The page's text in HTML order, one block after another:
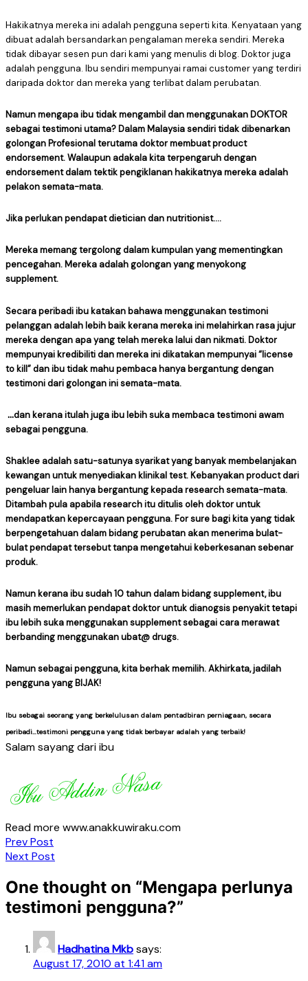
Hakikatnya mereka ini adalah pengguna seperti kita. Kenyataan yang
dibuat adalah bersandarkan pengalaman mereka sendiri. Mereka
tidak dibayar sesen pun dari kami yang menulis di blog. Doktor juga
adalah pengguna. Ibu sendiri mempunyai ramai customer yang terdiri
daripada doktor dan mereka yang terlibat dalam perubatan.
Namun mengapa ibu tidak mengambil dan menggunakan DOKTOR
sebagai testimoni utama? Dalam Malaysia sendiri tidak dibenarkan
golongan Profesional terutama doktor membuat product
endorsement. Walaupun adakala kita terpengaruh dengan
endorsement dalam tektik pengiklanan hakikatnya mereka adalah
pelakon semata-mata.
Jika perlukan pendapat dietician dan nutritionist….
Mereka memang tergolong dalam kumpulan yang mementingkan
pencegahan. Mereka adalah golongan yang menyokong
supplement.
Secara peribadi ibu katakan bahawa menggunakan testimoni
pelanggan adalah lebih baik kerana mereka ini melahirkan rasa jujur
mereka dengan apa yang telah mereka lalui dan nikmati. Doktor
mempunyai kredibiliti dan mereka ini dikatakan mempunyai “license
to kill” dan ibu tidak mahu pembaca hanya bergantung dengan
testimoni dari golongan ini semata-mata.
…dan kerana itulah juga ibu lebih suka membaca testimoni awam
sebagai pengguna.
Shaklee adalah satu-satunya syarikat yang banyak membelanjakan
kewangan untuk menyediakan klinikal test. Kebanyakan product dari
pengeluar lain hanya bergantung kepada research semata-mata.
Ditambah pula apabila research itu ditulis oleh doktor untuk
mendapatkan kepercayaan pengguna. For sure bagi kita yang tidak
berpengetahuan dalam bidang perubatan akan menerima bulat-
bulat pendapat tersebut tanpa mengetahui keberkesanan sebenar
produk.
Namun kerana ibu sudah 10 tahun dalam bidang supplement, ibu
masih memerlukan pendapat doktor untuk dianogsis penyakit tetapi
ibu lebih suka menggunakan supplement sebagai cara merawat
berbanding menggunakan ubat@ drugs.
Namun sebagai pengguna, kita berhak memilih. Akhirkata, jadilah
pengguna yang BIJAK!
Ibu sebagai seorang yang berkelulusan dalam pentadbiran perniagaan, secara
peribadi…testimoni pengguna yang tidak berbayar adalah yang terbaik!
Salam sayang dari ibu
Read more www.anakkuwiraku.com
Post
navigation
Prev Post
Next Post
One thought on “Mengapa perlunya
testimoni pengguna?”
Hadhatina Mkbsays:
August 17, 2010 at 1:41 am